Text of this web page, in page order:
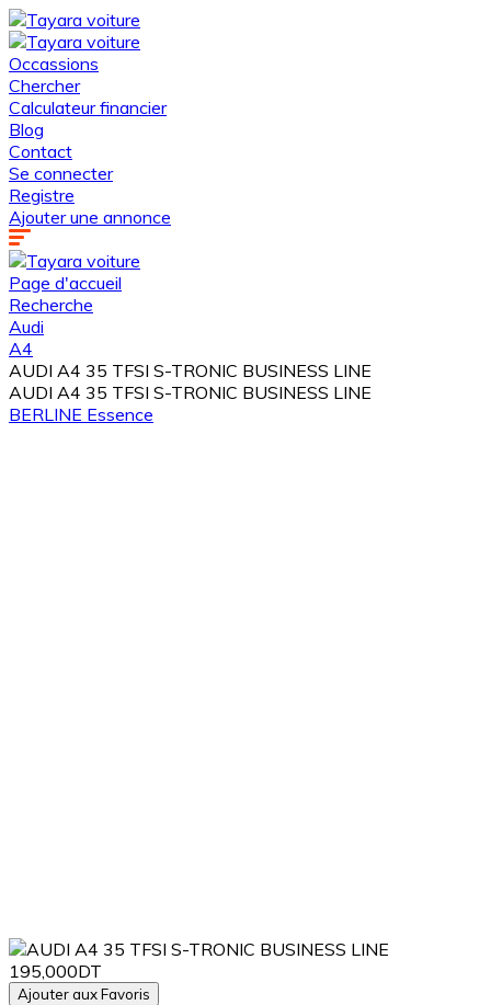
Occassions
Chercher
Calculateur financier
Blog
Contact
Se connecter
Registre
Ajouter une annonce
Page d'accueil
Recherche
Audi
A4
AUDI A4 35 TFSI S-TRONIC BUSINESS LINE
AUDI A4 35 TFSI S-TRONIC BUSINESS LINE
BERLINE Essence
195,000DT
Ajouter aux Favoris